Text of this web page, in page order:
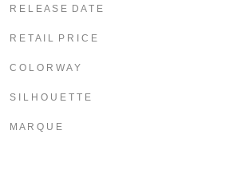
R E L E A S E D A T E
R E T A I L P R I C E
C O L O R W A Y
S I L H O U E T T E
M A R Q U E